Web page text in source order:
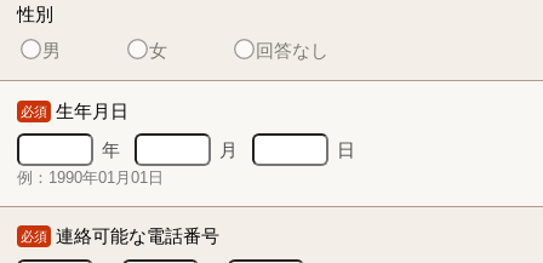
性別
男
女 回答なし
必須 生年月日
年
月 日
例：1990年01月01日
必須 連絡可能な電話番号